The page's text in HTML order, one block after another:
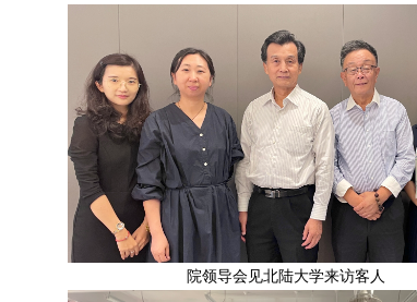
院领导会见北陆大学来访客人